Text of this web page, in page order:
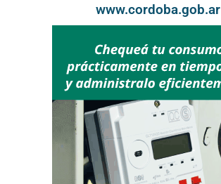
www.cordoba.gob.ar